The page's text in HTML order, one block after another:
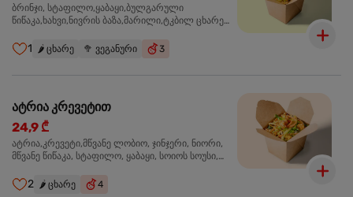
ბრინჯი, სტაფილო,ყაბაყი,ბულგარული
წიწაკა,ხახვი,ნივრის ბაზა,მარილი,ტკბილ ცხარე
ნაზავი,მზესუმზირის ზეთი ,ბარდა
1 🌶️ ცხარე 🥦 ვეგანური 3
ატრია კრევეტით
24,9 ₾
ატრია,კრევეტი,მწვანე ლობიო, ჯინჯერი, ნიორი,
მწვანე წიწაკა, სტაფილო, ყაბაყი, სოიოს სოუსი,
მწვანე ხახვი, სეზამი, კრევეტები, სეზამის ზეთი,
2 🌶️ ცხარე 4